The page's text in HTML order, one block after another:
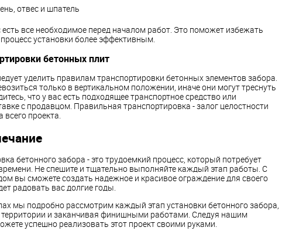
отвес и шпатель
есть все необходимое перед началом работ. Это поможет избежать
установки более эффективным.
бетонных плит
уделить правилам транспортировки бетонных элементов забора.
только в вертикальном положении, иначе они могут треснуть
что у вас есть подходящее транспортное средство или
с продавцом. Правильная транспортировка - залог целостности
всего проекта.
бетонного забора - это трудоемкий процесс, который потребует
Не спешите и тщательно выполняйте каждый этап работы. С
вы сможете создать надежное и красивое ограждение для своего
радовать вас долгие годы.
мы подробно рассмотрим каждый этап установки бетонного забора,
территории и заканчивая финишными работами. Следуя нашим
успешно реализовать этот проект своими руками.